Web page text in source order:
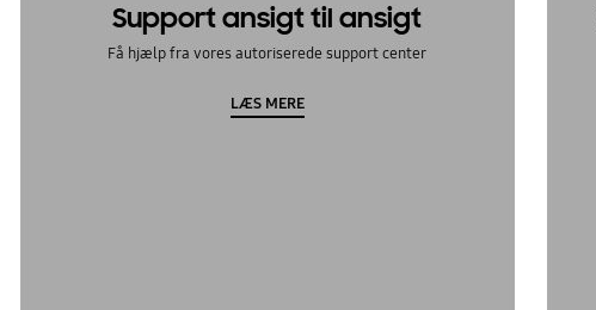
Support ansigt til ansigt
Få hjælp fra vores autoriserede support center
LÆS MERE